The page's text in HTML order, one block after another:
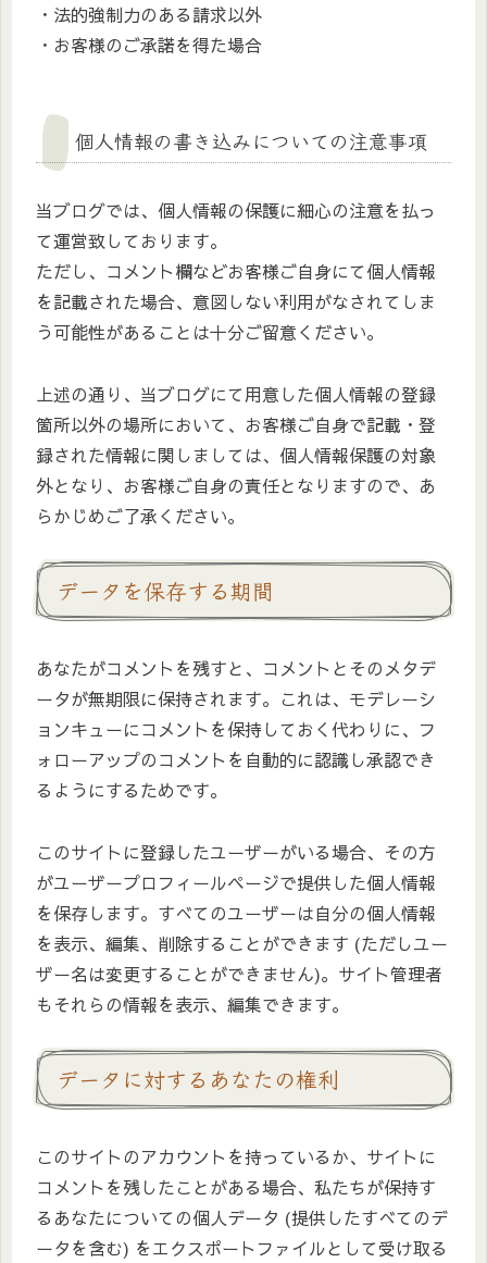
・法的強制力のある請求以外
・お客様のご承諾を得た場合
個人情報の書き込みについての注意事項
当ブログでは、個人情報の保護に細心の注意を払っ
て運営致しております。
ただし、コメント欄などお客様ご自身にて個人情報
を記載された場合、意図しない利用がなされてしま
う可能性があることは十分ご留意ください。
上述の通り、当ブログにて用意した個人情報の登録
箇所以外の場所において、お客様ご自身で記載・登
録された情報に関しましては、個人情報保護の対象
外となり、お客様ご自身の責任となりますので、あ
らかじめご了承ください。
データを保存する期間
あなたがコメントを残すと、コメントとそのメタデ
ータが無期限に保持されます。これは、モデレーシ
ョンキューにコメントを保持しておく代わりに、フ
ォローアップのコメントを自動的に認識し承認でき
るようにするためです。
このサイトに登録したユーザーがいる場合、その方
がユーザープロフィールページで提供した個人情報
を保存します。すべてのユーザーは自分の個人情報
を表示、編集、削除することができます (ただしユー
ザー名は変更することができません)。サイト管理者
もそれらの情報を表示、編集できます。
データに対するあなたの権利
このサイトのアカウントを持っているか、サイトに
コメントを残したことがある場合、私たちが保持す
るあなたについての個人データ (提供したすべてのデ
ータを含む) をエクスポートファイルとして受け取る